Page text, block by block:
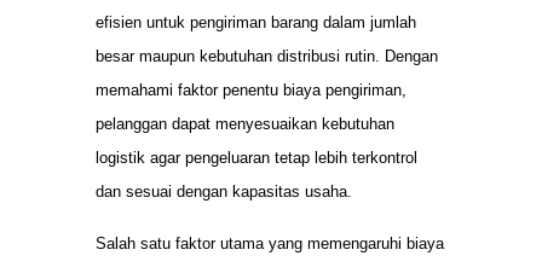
efisien untuk pengiriman barang dalam jumlah
besar maupun kebutuhan distribusi rutin. Dengan
memahami faktor penentu biaya pengiriman,
pelanggan dapat menyesuaikan kebutuhan
logistik agar pengeluaran tetap lebih terkontrol
dan sesuai dengan kapasitas usaha.
Salah satu faktor utama yang memengaruhi biaya